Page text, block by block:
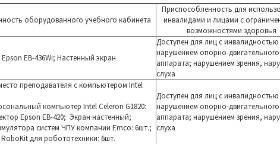
оборудованного учебного кабинета
Приспособленность для
инвалидами и лицами с
возможностями здоровья
EB-436Wi; Настенный экран
Доступен для лиц с инвалидностью
нарушением опорно-двигательного
аппарата; нарушением зрения,
слуха
преподавателя с компьютером Intel
компьютер Intel Celeron G1820:
Epson EB-420; Экран настенный;
систем ЧПУ компании Emco: 6шт.;
для робототехники: 6шт.
Доступен для лиц с инвалидностью
нарушением опорно-двигательного
аппарата; нарушением зрения,
слуха